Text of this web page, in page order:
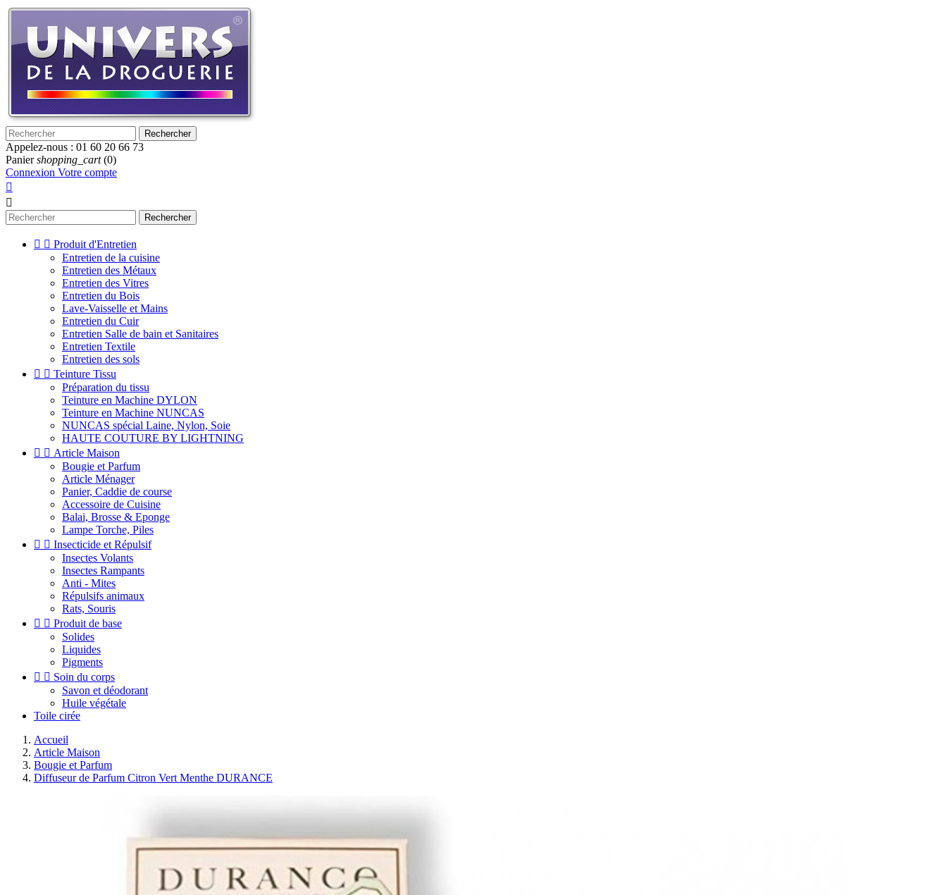
Rechercher
Appelez-nous : 01 60 20 66 73
Panier shopping_cart (0)
Connexion Votre compte


Rechercher
  Produit d'Entretien
Entretien de la cuisine
Entretien des Métaux
Entretien des Vitres
Entretien du Bois
Lave-Vaisselle et Mains
Entretien du Cuir
Entretien Salle de bain et Sanitaires
Entretien Textile
Entretien des sols
  Teinture Tissu
Préparation du tissu
Teinture en Machine DYLON
Teinture en Machine NUNCAS
NUNCAS spécial Laine, Nylon, Soie
HAUTE COUTURE BY LIGHTNING
  Article Maison
Bougie et Parfum
Article Ménager
Panier, Caddie de course
Accessoire de Cuisine
Balai, Brosse & Eponge
Lampe Torche, Piles
  Insecticide et Répulsif
Insectes Volants
Insectes Rampants
Anti - Mites
Répulsifs animaux
Rats, Souris
  Produit de base
Solides
Liquides
Pigments
  Soin du corps
Savon et déodorant
Huile végétale
Toile cirée
Accueil
Article Maison
Bougie et Parfum
Diffuseur de Parfum Citron Vert Menthe DURANCE